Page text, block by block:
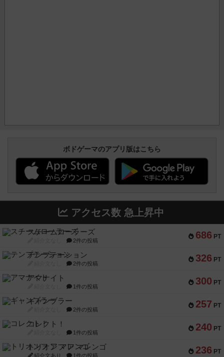
ボドゲーマのアプリ版はこちら
アクセス数 急上昇中
686 PT
スチームローラーズ
2件の投稿
326 PT
テンプテーション
2件の投稿
300 PT
アマナイト
1件の投稿
257 PT
ギャンブラー
2件の投稿
240 PT
コレクト！
1件の投稿
236 PT
トリオンフ ア マレンゴ
紹介文あり 1件の投稿